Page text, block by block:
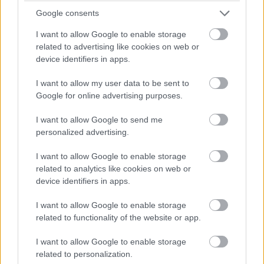
Google consents
I want to allow Google to enable storage
related to advertising like cookies on web or
device identifiers in apps.
I want to allow my user data to be sent to
Google for online advertising purposes.
I want to allow Google to send me
personalized advertising.
I want to allow Google to enable storage
related to analytics like cookies on web or
device identifiers in apps.
I want to allow Google to enable storage
related to functionality of the website or app.
I want to allow Google to enable storage
related to personalization.